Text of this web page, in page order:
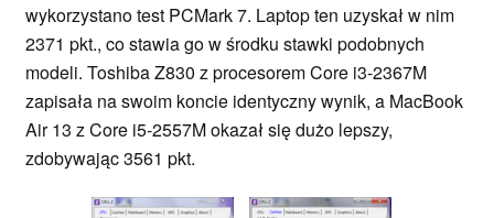
wykorzystano test PCMark 7. Laptop ten uzyskał w nim
2371 pkt., co stawia go w środku stawki podobnych
modeli. Toshiba Z830 z procesorem Core i3-2367M
zapisała na swoim koncie identyczny wynik, a MacBook
Air 13 z Core i5-2557M okazał się dużo lepszy,
zdobywając 3561 pkt.